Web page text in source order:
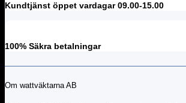
Kundtjänst öppet vardagar 09.00-15.00
100% Säkra betalningar
Om wattväktarna AB